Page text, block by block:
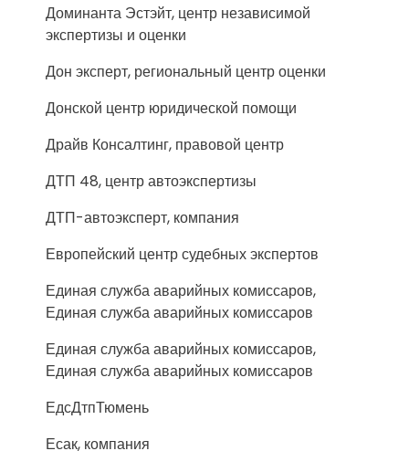
Доминанта Эстэйт, центр независимой
экспертизы и оценки
Дон эксперт, региональный центр оценки
Донской центр юридической помощи
Драйв Консалтинг, правовой центр
ДТП 48, центр автоэкспертизы
ДТП-автоэксперт, компания
Европейский центр судебных экспертов
Единая служба аварийных комиссаров,
Единая служба аварийных комиссаров
Единая служба аварийных комиссаров,
Единая служба аварийных комиссаров
ЕдсДтпТюмень
Есак, компания